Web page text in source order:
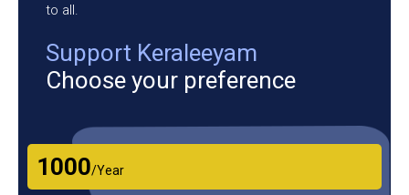
to all.
Support Keraleeyam
Choose your preference
₹1000/Year